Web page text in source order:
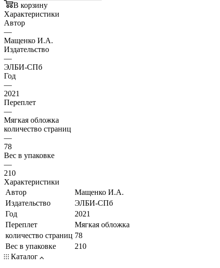
В корзину
Характеристики
Автор
—
Мащенко И.А.
Издательство
—
ЭЛБИ-СПб
Год
—
2021
Переплет
—
Мягкая обложка
количество страниц
—
78
Вес в упаковке
—
210
Характеристики
Автор
Мащенко И.А.
Издательство
ЭЛБИ-СПб
Год
2021
Переплет
Мягкая обложка
количество страниц 78
Вес в упаковке
210
Каталог